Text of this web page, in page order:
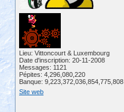
Lieu: Vittoncourt & Luxembourg
Date d'inscription: 20-11-2008
Messages: 1121
Pépites: 4,296,080,220
Banque: 9,223,372,036,854,775,808
Site web